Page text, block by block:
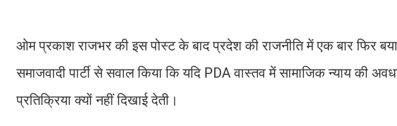
ओम प्रकाश राजभर की इस पोस्ट के बाद प्रदेश की राजनीति में एक बार फिर
समाजवादी पार्टी से सवाल किया कि यदि PDA वास्तव में सामाजिक न्याय की
प्रतिक्रिया क्यों नहीं दिखाई देती।